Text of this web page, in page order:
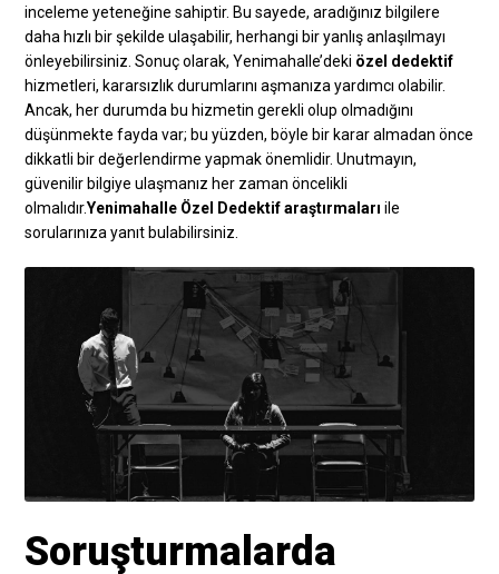
inceleme yeteneğine sahiptir. Bu sayede, aradığınız bilgilere
daha hızlı bir şekilde ulaşabilir, herhangi bir yanlış anlaşılmayı
önleyebilirsiniz. Sonuç olarak, Yenimahalle’deki özel dedektif
hizmetleri, kararsızlık durumlarını aşmanıza yardımcı olabilir.
Ancak, her durumda bu hizmetin gerekli olup olmadığını
düşünmekte fayda var; bu yüzden, böyle bir karar almadan önce
dikkatli bir değerlendirme yapmak önemlidir. Unutmayın,
güvenilir bilgiye ulaşmanız her zaman öncelikli
olmalıdır.Yenimahalle Özel Dedektif araştırmaları ile
sorularınıza yanıt bulabilirsiniz.
Soruşturmalarda